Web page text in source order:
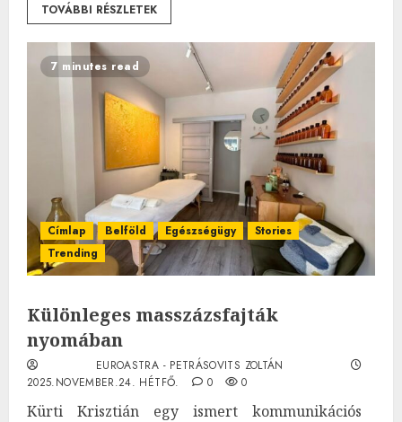
TOVÁBBI RÉSZLETEK
7 minutes read
Címlap Belföld Egészségügy
Stories
Trending
Különleges masszázsfajták
nyomában
EUROASTRA - PETRÁSOVITS ZOLTÁN
2025.NOVEMBER.24. HÉTFŐ.
0 0
Kürti Krisztián egy ismert kommunikációs